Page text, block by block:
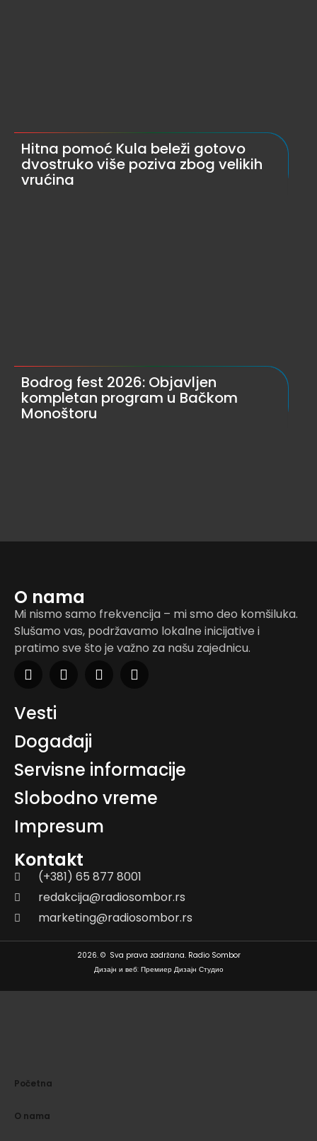
Hitna pomoć Kula beleži gotovo
dvostruko više poziva zbog velikih
vrućina
Bodrog fest 2026: Objavljen
kompletan program u Bačkom
Monoštoru
O nama
Mi nismo samo frekvencija – mi smo deo komšiluka.
Slušamo vas, podržavamo lokalne inicijative i
pratimo sve što je važno za našu zajednicu.
Vesti
Događaji
Servisne informacije
Slobodno vreme
Impresum
Kontakt
(+381) 65 877 8001
redakcija@radiosombor.rs
marketing@radiosombor.rs
2026. © Sva prava zadržana. Radio Sombor
Дизајн и веб: Премиер Дизајн Студио
Početna
O nama